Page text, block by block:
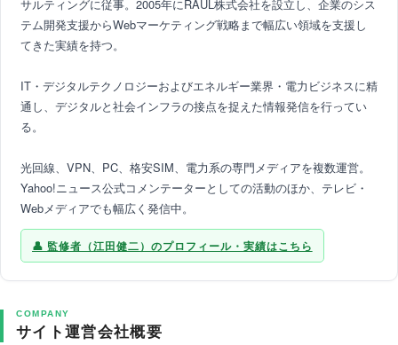
サルティングに従事。2005年にRAUL株式会社を設立し、企業のシス
テム開発支援からWebマーケティング戦略まで幅広い領域を支援し
てきた実績を持つ。
IT・デジタルテクノロジーおよびエネルギー業界・電力ビジネスに精
通し、デジタルと社会インフラの接点を捉えた情報発信を行ってい
る。
光回線、VPN、PC、格安SIM、電力系の専門メディアを複数運営。
Yahoo!ニュース公式コメンテーターとしての活動のほか、テレビ・
Webメディアでも幅広く発信中。
監修者（江田健二）のプロフィール・実績はこちら
COMPANY
サイト運営会社概要